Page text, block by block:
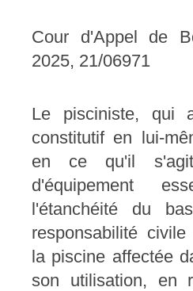
Cour d'Appel de
2025, 21/06971
Le pisciniste, qui
constitutif en lui-
en ce qu'il
d'équipement
l'étanchéité du
responsabilité
la piscine affectée
son utilisation, en